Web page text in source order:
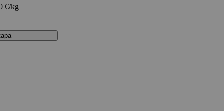
€/kg